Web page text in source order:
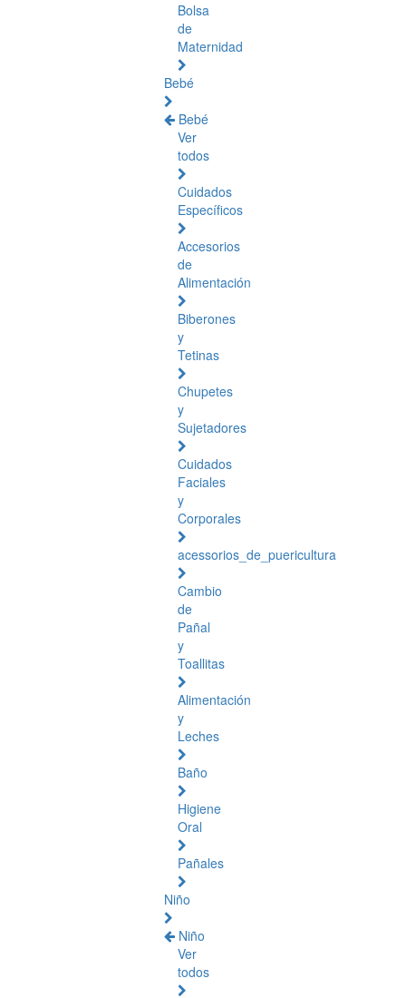
Bolsa
de
Maternidad
Bebé
Bebé
Ver
todos
Cuidados
Específicos
Accesorios
de
Alimentación
Biberones
y
Tetinas
Chupetes
y
Sujetadores
Cuidados
Faciales
y
Corporales
acessorios_de_puericultura
Cambio
de
Pañal
y
Toallitas
Alimentación
y
Leches
Baño
Higiene
Oral
Pañales
Niño
Niño
Ver
todos